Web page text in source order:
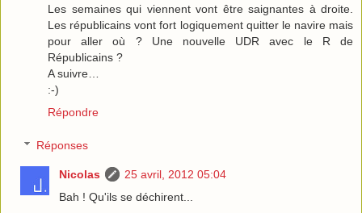
Les semaines qui viennent vont être saignantes à droite.
Les républicains vont fort logiquement quitter le navire mais
pour aller où ? Une nouvelle UDR avec le R de
Républicains ?
A suivre…
:-)
Répondre
Réponses
Nicolas
25 avril, 2012 05:04
Bah ! Qu'ils se déchirent...